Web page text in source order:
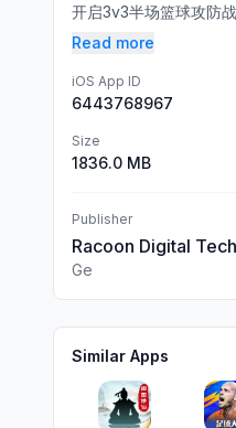
开启3v3半场篮球攻防
Read more
iOS App ID
6443768967
Size
1836.0 MB
Publisher
Racoon Digital
Ge
Similar Apps